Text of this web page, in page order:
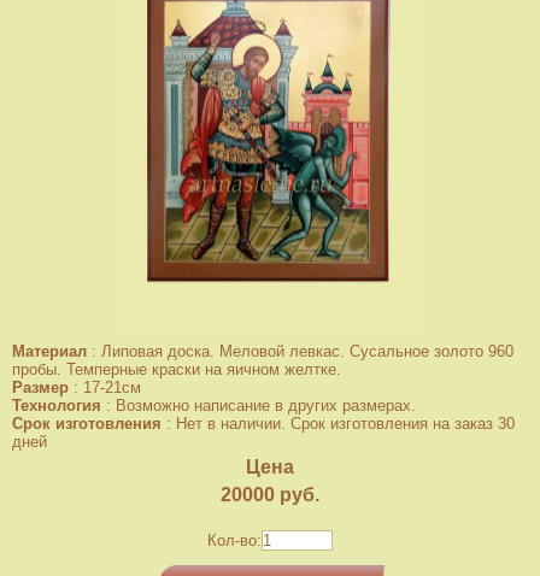
Материал : Липовая доска. Меловой левкас. Сусальное золото 960
пробы. Темперные краски на яичном желтке.
Размер : 17-21см
Технология : Возможно написание в других размерах.
Срок изготовления : Нет в наличии. Срок изготовления на заказ 30
дней
Цена
20000 руб.
Кол-во: